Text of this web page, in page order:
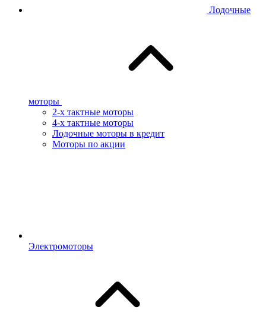
Лодочные
моторы
2-х тактные моторы
4-х тактные моторы
Лодочные моторы в кредит
Моторы по акции
Электромоторы